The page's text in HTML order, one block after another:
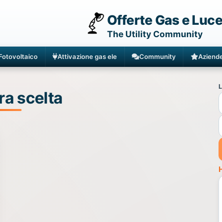
Offerte Gas e
The Utility Community
Attivazione gas ele Community
scelta